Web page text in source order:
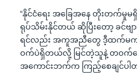
“နိုင်ငံရေး အခြေအနေ တိုးတက်မှု
ရုပ်သိမ်းနိုင်တယ် ဆိုပြီးတော့ ခင်ဗျ
ရင်လည်း အကူအညီတွေ ဒီ့ထက်မ
ဝက်ပဲရှိတယ်လို့ မြင်တဲ့သူနဲ့ တဝက်တေ
အကောင်းဘက်က ကြည့်စေချင်ပါတ